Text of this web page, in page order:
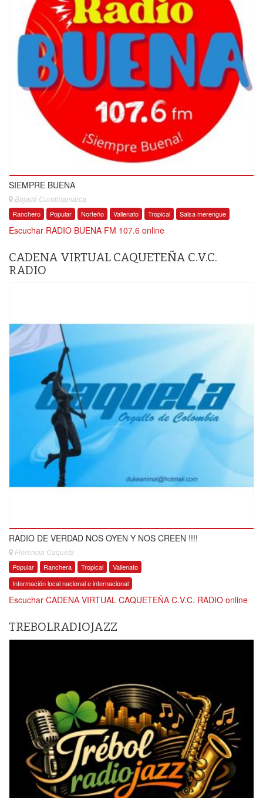
SIEMPRE BUENA
Bojacá Cundinamarca
Ranchero Popular Norteño Vallenato Tropical Salsa merengue
Escuchar RADIO BUENA FM 107.6 online
CADENA VIRTUAL CAQUETEÑA C.V.C.
RADIO
RADIO DE VERDAD NOS OYEN Y NOS CREEN !!!!
Florencia Caqueta
Popular Ranchera Tropical
Vallenato
Información local nacional e internacional
Escuchar CADENA VIRTUAL CAQUETEÑA C.V.C. RADIO online
TREBOLRADIOJAZZ